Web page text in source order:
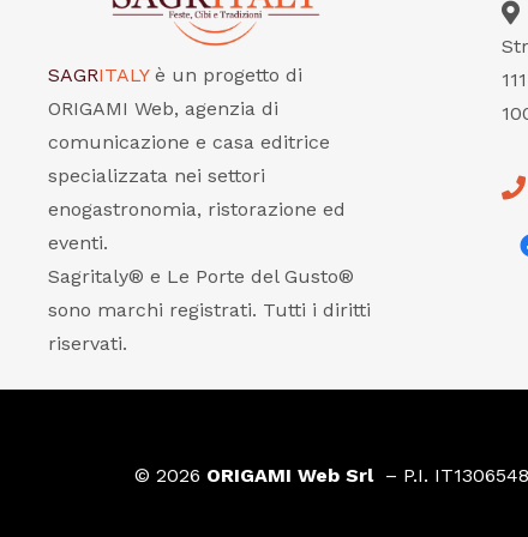
SAGRITALY è un progetto di
ORIGAMI Web, agenzia di
comunicazione e casa editrice
specializzata nei settori
enogastronomia, ristorazione ed
eventi.
Sagritaly® e Le Porte del Gusto®
sono marchi registrati. Tutti i diritti
riservati.
111
© 2026 ORIGAMI Web Srl– P.I.